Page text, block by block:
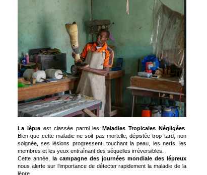
La lèpreest classée parmi lesMaladies Tropicales Négligées
Bien que cette maladie ne soit pas mortelle, dépistée trop tard, non
soignée, ses lésions progressent, touchant la peau, les nerfs, les
membres et les yeux entraînant des séquelles irréversibles.
Cette année,
la campagne des journées mondiale des lépreux
nous alerte sur l’importance de détecter rapidement la maladie de la
lèpre.